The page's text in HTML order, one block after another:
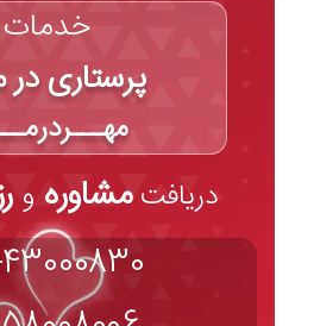
خدمات
پرستاری در
دریافتمشاوره و
43000830